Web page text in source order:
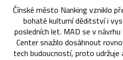
Čínské město Nanking vzniklo
bohaté kulturní děditství i
posledních let. MAD se v
Center snažilo dosáhnout
tech budoucností, proto